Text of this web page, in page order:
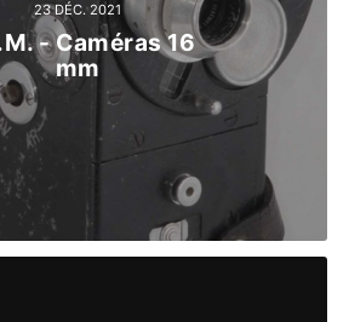
23 DÉC. 2021
- Caméras 16
mm